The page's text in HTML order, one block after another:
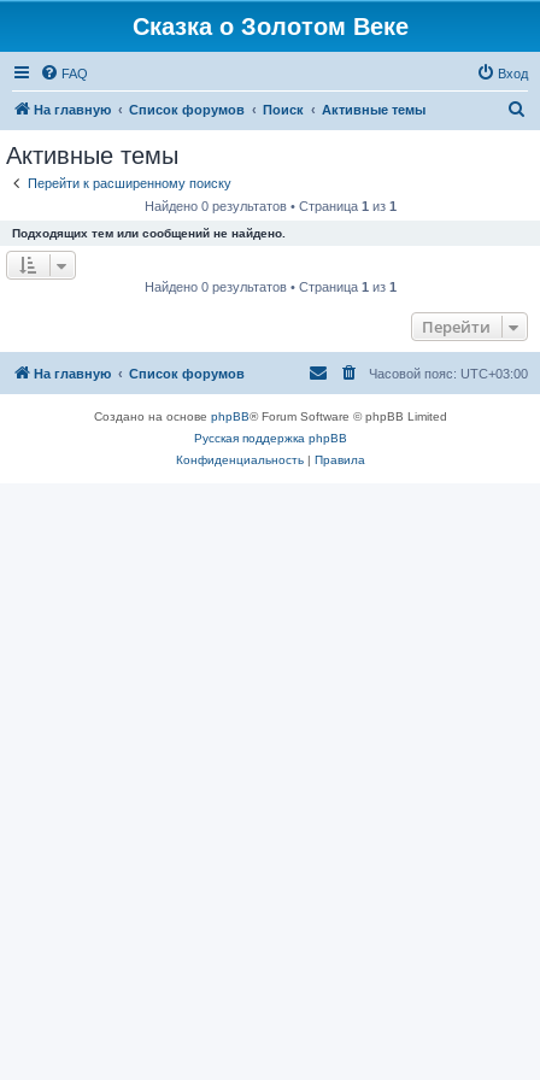
Сказка о Золотом Веке
FAQ Вход
На главную Список форумов Поиск Активные темы
Активные темы
Перейти к расширенному поиску
Найдено 0 результатов • Страница 1 из 1
Подходящих тем или сообщений не найдено.
Найдено 0 результатов • Страница 1 из 1
Перейти
На главную Список форумов Часовой пояс: UTC+03:00
Создано на основе phpBB® Forum Software © phpBB Limited
Русская поддержка phpBB
Конфиденциальность| Правила